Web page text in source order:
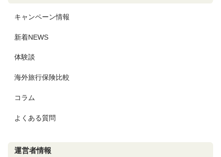
キャンペーン情報
新着NEWS
体験談
海外旅行保険比較
コラム
よくある質問
運営者情報